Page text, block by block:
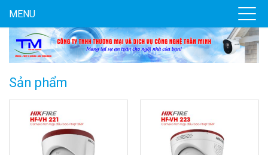
MENU
Sản phẩm